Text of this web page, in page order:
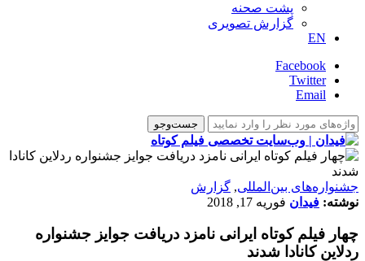
پشت صحنه
گزارش تصویری
EN
Facebook
Twitter
Email
‌‌جشنواره‌های بین‌المللی, گزارش
نوشته: فیدان فوریه 17, 2018
چهار فیلم کوتاه ایرانی نامزد دریافت جوایز جشنواره
ردلاین کانادا شدند